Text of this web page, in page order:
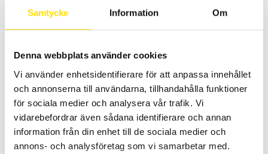
Samtycke Information Om
Denna webbplats använder cookies
Vi använder enhetsidentifierare för att anpassa innehållet
och annonserna till användarna, tillhandahålla funktioner
för sociala medier och analysera vår trafik. Vi
vidarebefordrar även sådana identifierare och annan
information från din enhet till de sociala medier och
annons- och analysföretag som vi samarbetar med.
5,370.00kr 14,150.00krPrisintervall:
DigiFlex MA400 & MA4000